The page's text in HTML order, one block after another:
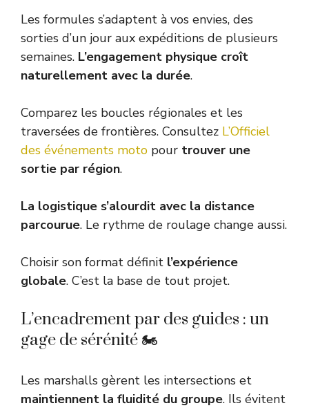
Les formules s’adaptent à vos envies, des
sorties d’un jour aux expéditions de plusieurs
semaines. L’engagement physique croît
naturellement avec la durée.
Comparez les boucles régionales et les
traversées de frontières. Consultez L’Officiel
des événements moto pour trouver une
sortie par région.
La logistique s’alourdit avec la distance
parcourue. Le rythme de roulage change aussi.
Choisir son format définit l’expérience
globale. C’est la base de tout projet.
L’encadrement par des guides : un
gage de sérénité 🏍️
Les marshalls gèrent les intersections et
maintiennent la fluidité du groupe. Ils évitent